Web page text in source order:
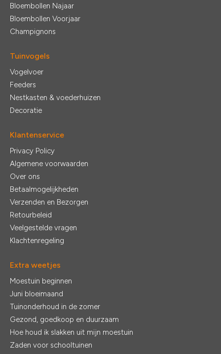
Bloembollen Najaar
Bloembollen Voorjaar
Champignons
Tuinvogels
Vogelvoer
Feeders
Nestkasten & voederhuizen
Decoratie
Klantenservice
Privacy Policy
Algemene voorwaarden
Over ons
Betaalmogelijkheden
Verzenden en Bezorgen
Retourbeleid
Veelgestelde vragen
Klachtenregeling
Extra weetjes
Moestuin beginnen
Juni bloeimaand
Tuinonderhoud in de zomer
Gezond, goedkoop en duurzaam
Hoe houd ik slakken uit mijn moestuin
Zaden voor schooltuinen